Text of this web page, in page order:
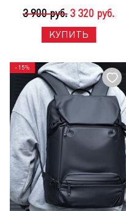
3 900 руб. 3 320 руб.
КУПИТЬ
- 15%